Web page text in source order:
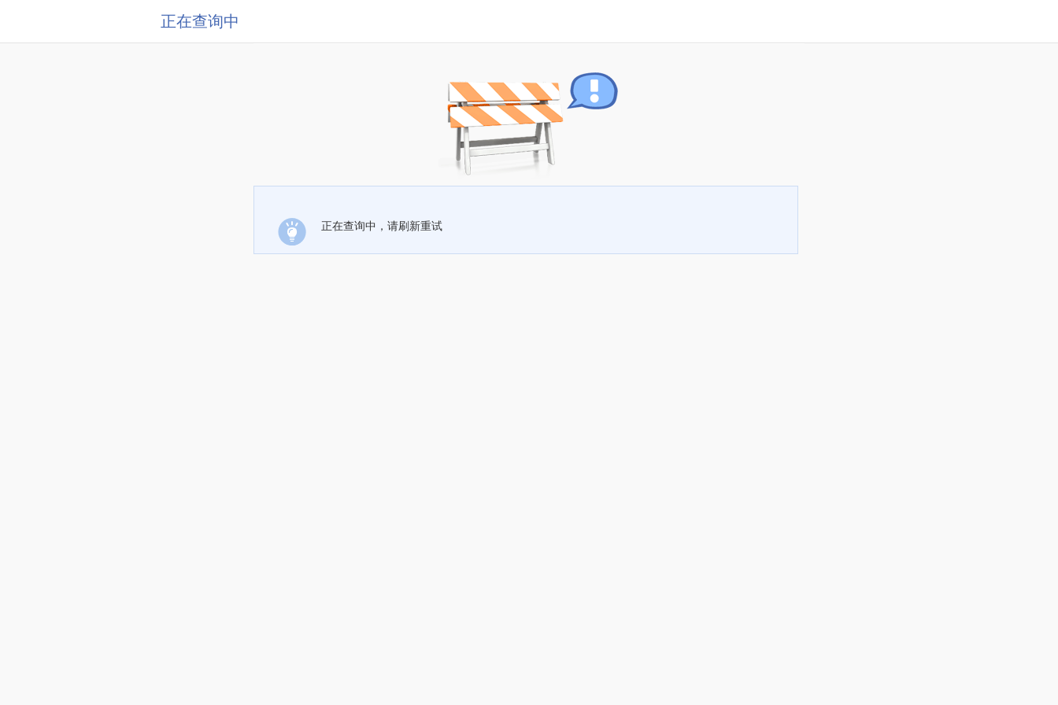
正在查询中
正在查询中，请刷新重试